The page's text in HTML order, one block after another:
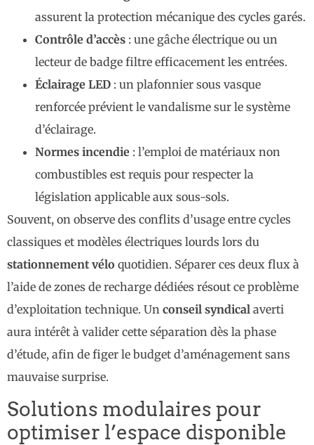
assurent la protection mécanique des cycles garés.
Contrôle d’accès : une gâche électrique ou un
lecteur de badge filtre efficacement les entrées.
Éclairage LED : un plafonnier sous vasque
renforcée prévient le vandalisme sur le système
d’éclairage.
Normes incendie : l’emploi de matériaux non
combustibles est requis pour respecter la
législation applicable aux sous-sols.
Souvent, on observe des conflits d’usage entre cycles
classiques et modèles électriques lourds lors du
stationnement vélo quotidien. Séparer ces deux flux à
l’aide de zones de recharge dédiées résout ce problème
d’exploitation technique. Un conseil syndical averti
aura intérêt à valider cette séparation dès la phase
d’étude, afin de figer le budget d’aménagement sans
mauvaise surprise.
Solutions modulaires pour
optimiser l’espace disponible